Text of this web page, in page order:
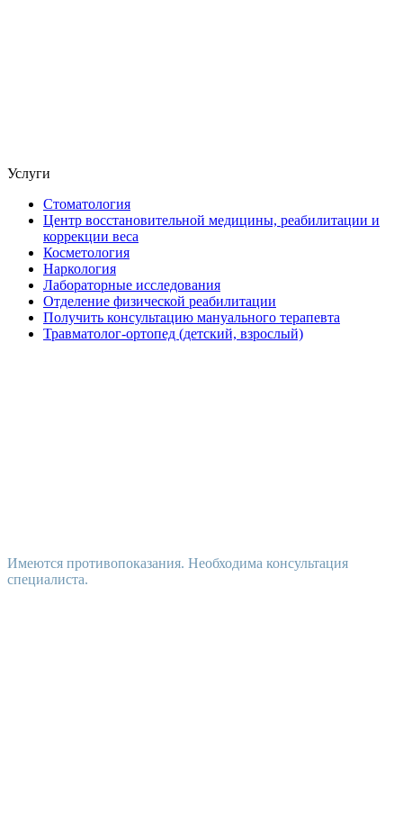
Услуги
Стоматология
Центр восстановительной медицины, реабилитации и
коррекции веса
Косметология
Наркология
Лабораторные исследования
Отделение физической реабилитации
Получить консультацию мануального терапевта
Травматолог-ортопед (детский, взрослый)
Имеются противопоказания. Необходима консультация
специалиста.